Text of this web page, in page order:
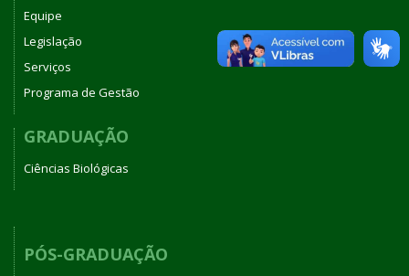
Equipe
Legislação
Serviços
Programa de Gestão
GRADUAÇÃO
Ciências Biológicas
PÓS-GRADUAÇÃO